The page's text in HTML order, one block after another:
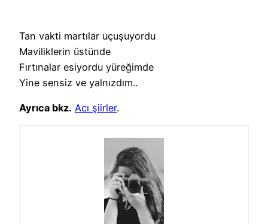
Tan vakti martılar uçuşuyordu
Maviliklerin üstünde
Fırtınalar esiyordu yüreğimde
Yine sensiz ve yalnızdım..
Ayrıca bkz. Acı şiirler.